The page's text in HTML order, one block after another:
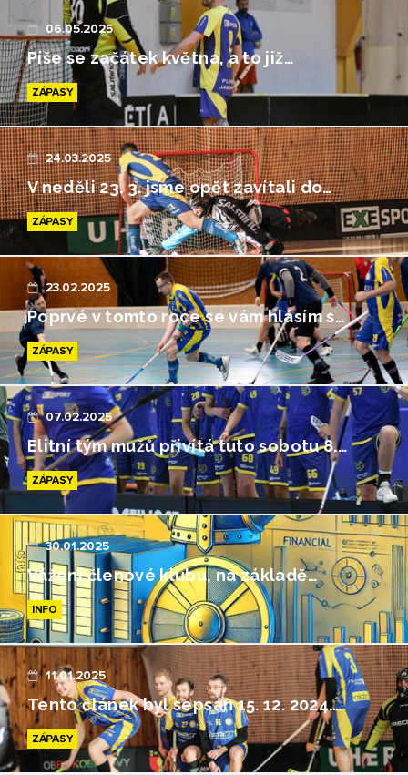
06.05.2025
Píše se začátek května, a to již…
ZÁPASY
24.03.2025
V neděli 23. 3. jsme opět zavítali do…
ZÁPASY
23.02.2025
Poprvé v tomto roce se vám hlásím s…
ZÁPASY
07.02.2025
Elitní tým mužů přivítá tuto sobotu 8.…
ZÁPASY
30.01.2025
Vážení členové klubu, na základě…
INFO
11.01.2025
Tento článek byl sepsán 15. 12. 2024.…
ZÁPASY